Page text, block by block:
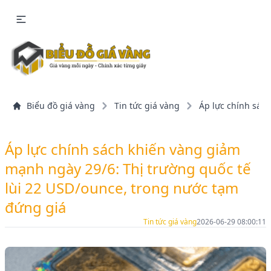
Biểu đồ giá vàng Tin tức giá vàng Áp lực chính
Áp lực chính sách khiến vàng giảm
mạnh ngày 29/6: Thị trường quốc tế
lùi 22 USD/ounce, trong nước tạm
đứng giá
Tin tức giá vàng2026-06-29 08:00:11